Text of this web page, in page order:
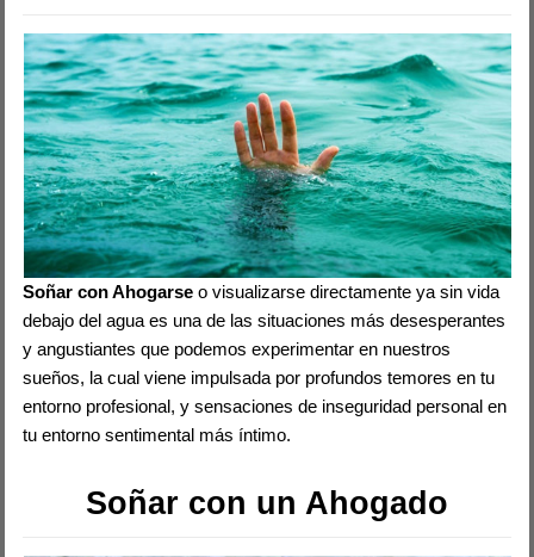
Soñar con Ahogarse o visualizarse directamente ya sin vida
debajo del agua es una de las situaciones más desesperantes
y angustiantes que podemos experimentar en nuestros
sueños, la cual viene impulsada por profundos temores en tu
entorno profesional, y sensaciones de inseguridad personal en
tu entorno sentimental más íntimo.
Soñar con un Ahogado